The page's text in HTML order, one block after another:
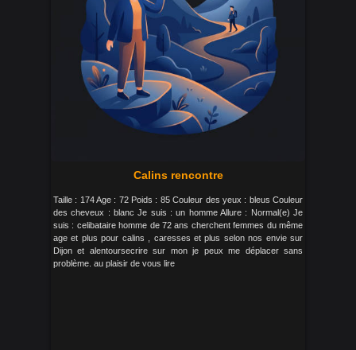
Calins rencontre
Taille : 174 Age : 72 Poids : 85 Couleur des yeux : bleus Couleur
des cheveux : blanc Je suis : un homme Allure : Normal(e) Je
suis : celibataire homme de 72 ans cherchent femmes du même
age et plus pour calins , caresses et plus selon nos envie sur
Dijon et alentoursecrire sur mon je peux me déplacer sans
problème. au plaisir de vous lire